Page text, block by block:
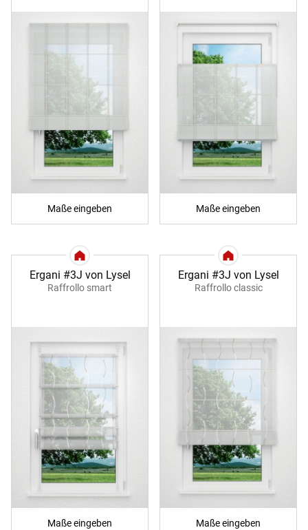
Maße eingeben Maße eingeben
Ergani #3J von Lysel
Raffrollo smart
Maße eingeben
Ergani #3J von Lysel
Raffrollo classic
Maße eingeben